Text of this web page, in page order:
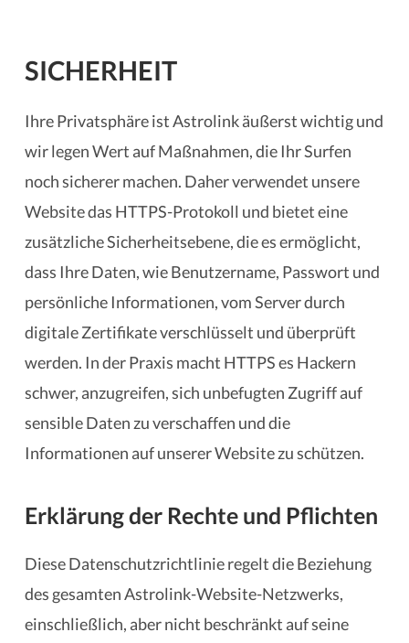
SICHERHEIT
Ihre Privatsphäre ist Astrolink äußerst wichtig und
wir legen Wert auf Maßnahmen, die Ihr Surfen
noch sicherer machen. Daher verwendet unsere
Website das HTTPS-Protokoll und bietet eine
zusätzliche Sicherheitsebene, die es ermöglicht,
dass Ihre Daten, wie Benutzername, Passwort und
persönliche Informationen, vom Server durch
digitale Zertifikate verschlüsselt und überprüft
werden. In der Praxis macht HTTPS es Hackern
schwer, anzugreifen, sich unbefugten Zugriff auf
sensible Daten zu verschaffen und die
Informationen auf unserer Website zu schützen.
Erklärung der Rechte und Pflichten
Diese Datenschutzrichtlinie regelt die Beziehung
des gesamten Astrolink-Website-Netzwerks,
einschließlich, aber nicht beschränkt auf seine